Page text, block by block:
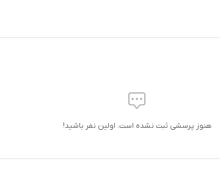
هنوز پرسشی ثبت نشده است. اولین نفر باشید!